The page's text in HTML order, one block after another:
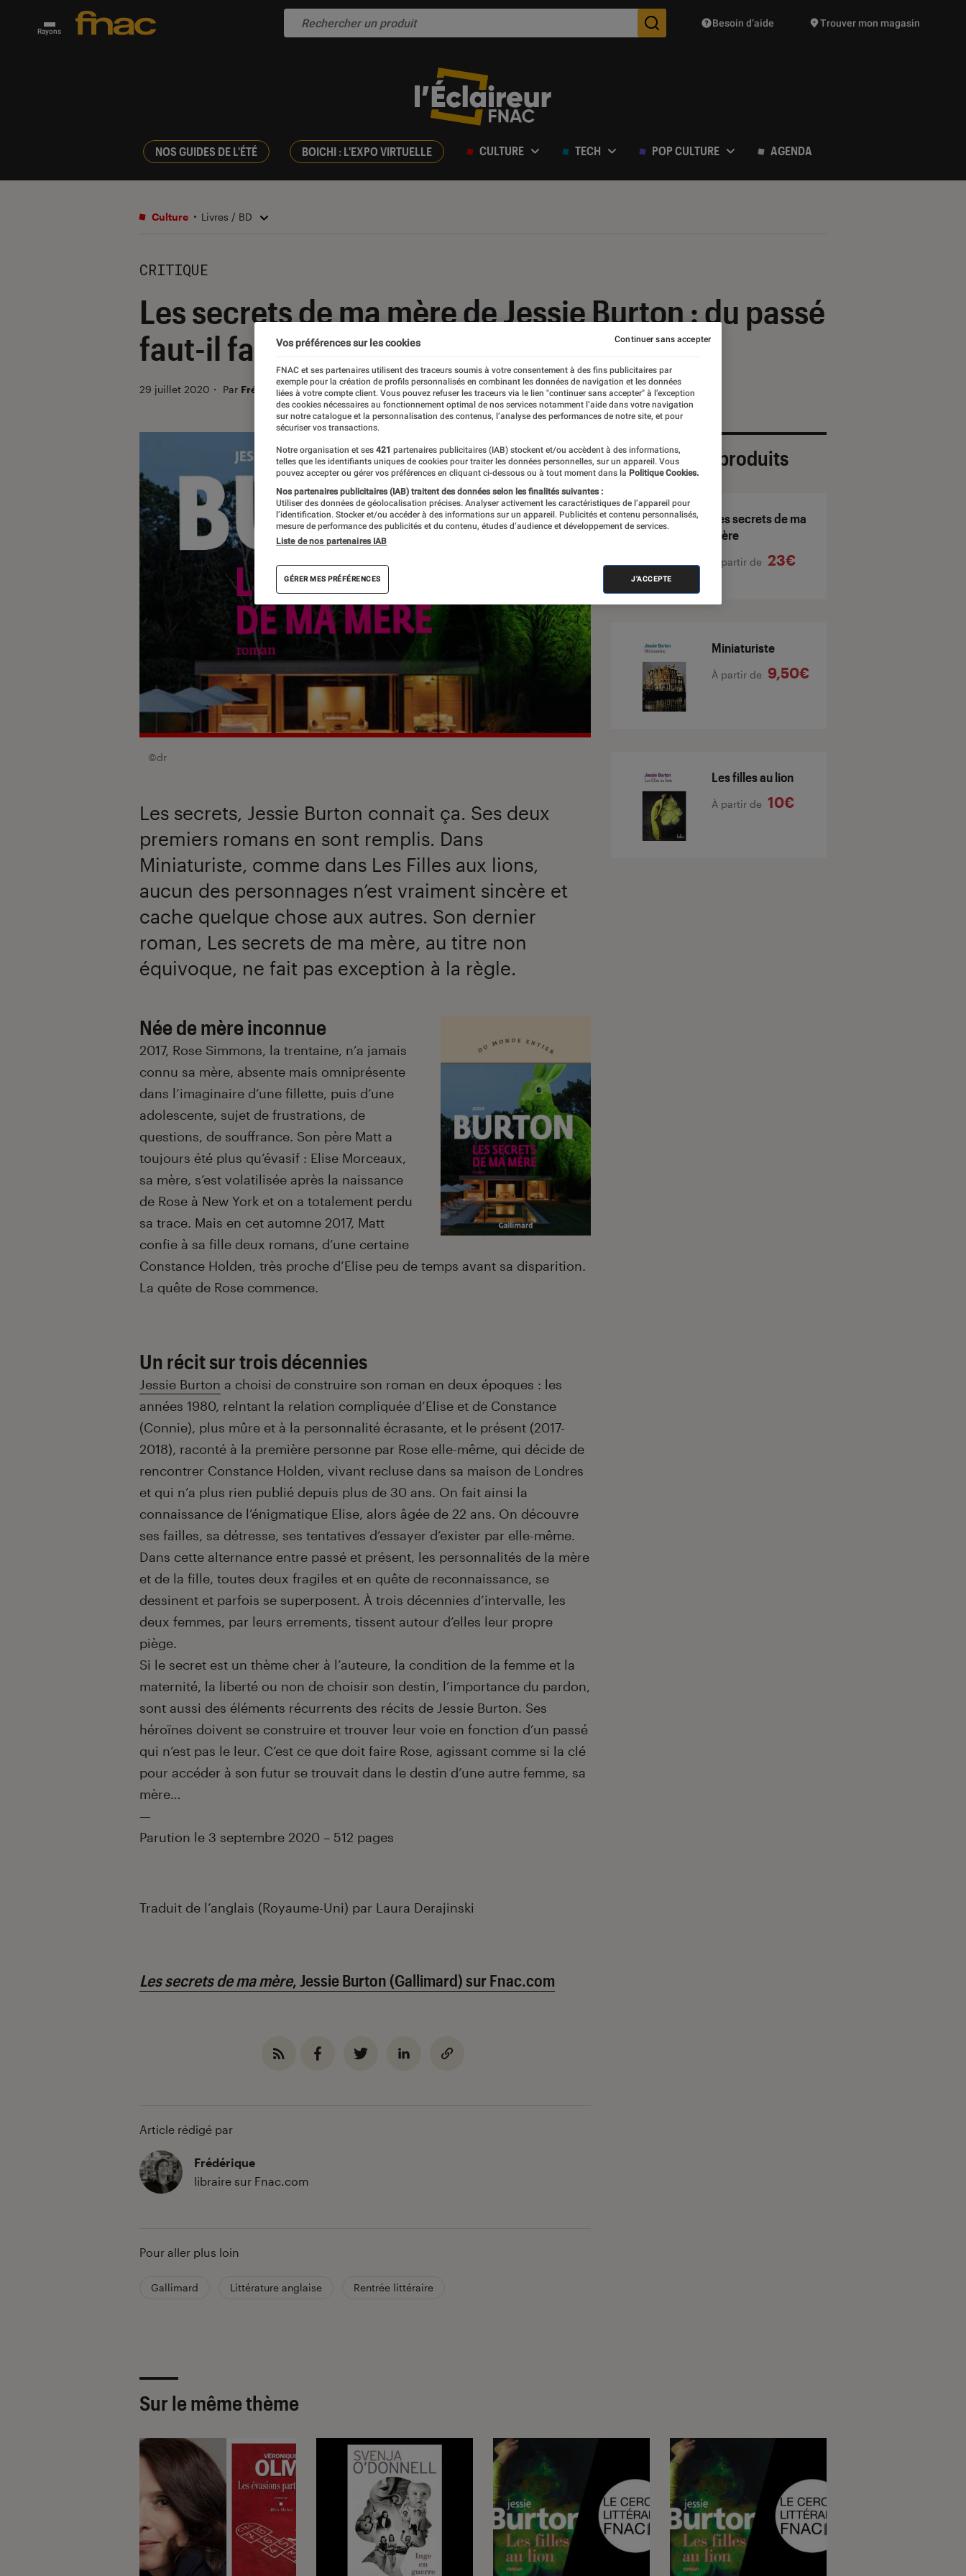
Rayons Des suggestions de produits vont vous être proposées
Besoin d’aide Trouver mon magasin
NOS GUIDES DE L'ÉTÉ BOICHI : L'EXPO VIRTUELLE CULTURE TECH POP CULTURE AGENDA
Culture Livres / BD
CRITIQUE
Les secrets de ma mère de Jessie Burton : du passé
faut-il faire table rase ?
29 juillet 2020 ・ Par Frédérique
©dr
Les secrets, Jessie Burton connait ça. Ses deux
premiers romans en sont remplis. Dans
Miniaturiste, comme dans Les Filles aux lions,
aucun des personnages n’est vraiment sincère et
cache quelque chose aux autres. Son dernier
roman, Les secrets de ma mère, au titre non
équivoque, ne fait pas exception à la règle.
Née de mère inconnue
2017, Rose Simmons, la trentaine, n’a jamais
connu sa mère, absente mais omniprésente
dans l’imaginaire d’une fillette, puis d’une
adolescente, sujet de frustrations, de
questions, de souffrance. Son père Matt a
toujours été plus qu’évasif : Elise Morceaux,
sa mère, s’est volatilisée après la naissance
de Rose à New York et on a totalement perdu
sa trace. Mais en cet automne 2017, Matt
confie à sa fille deux romans, d’une certaine
Constance Holden, très proche d’Elise peu de temps avant sa disparition.
La quête de Rose commence.
Un récit sur trois décennies
Jessie Burton a choisi de construire son roman en deux époques : les
années 1980, relntant la relation compliquée d’Elise et de Constance
(Connie), plus mûre et à la personnalité écrasante, et le présent (2017-
2018), raconté à la première personne par Rose elle-même, qui décide de
rencontrer Constance Holden, vivant recluse dans sa maison de Londres
et qui n’a plus rien publié depuis plus de 30 ans. On fait ainsi la
connaissance de l’énigmatique Elise, alors âgée de 22 ans. On découvre
ses failles, sa détresse, ses tentatives d’essayer d’exister par elle-même.
Dans cette alternance entre passé et présent, les personnalités de la mère
et de la fille, toutes deux fragiles et en quête de reconnaissance, se
dessinent et parfois se superposent. À trois décennies d’intervalle, les
deux femmes, par leurs errements, tissent autour d’elles leur propre
piège.
Si le secret est un thème cher à l’auteure, la condition de la femme et la
maternité, la liberté ou non de choisir son destin, l’importance du pardon,
sont aussi des éléments récurrents des récits de Jessie Burton. Ses
héroïnes doivent se construire et trouver leur voie en fonction d’un passé
qui n’est pas le leur. C’est ce que doit faire Rose, agissant comme si la clé
pour accéder à son futur se trouvait dans le destin d’une autre femme, sa
mère…
—
Parution le 3 septembre 2020 – 512 pages
Traduit de l’anglais (Royaume-Uni) par Laura Derajinski
Les secrets de ma mère, Jessie Burton (Gallimard) sur Fnac.com
Article rédigé par
Frédérique
libraire sur Fnac.com
Pour aller plus loin
Gallimard Littérature anglaise Rentrée littéraire
Sélection de produits
Les secrets de ma
mère
À partir de 23€
Miniaturiste
À partir de 9,50€
Les filles au lion
À partir de 10€
Sur le même thème
Vos préférences sur les cookies
FNAC et ses partenaires utilisent des traceurs soumis à votre consentement à des fins publicitaires par
exemple pour la création de profils personnalisés en combinant les données de navigation et les données
liées à votre compte client. Vous pouvez refuser les traceurs via le lien "continuer sans accepter" à l’exception
des cookies nécessaires au fonctionnement optimal de nos services notamment l’aide dans votre navigation
sur notre catalogue et la personnalisation des contenus, l’analyse des performances de notre site, et pour
sécuriser vos transactions.
Notre organisation et ses 421 partenaires publicitaires (IAB) stockent et/ou accèdent à des informations,
telles que les identifiants uniques de cookies pour traiter les données personnelles, sur un appareil. Vous
pouvez accepter ou gérer vos préférences en cliquant ci-dessous ou à tout moment dans la Politique Cookies.
Nos partenaires publicitaires (IAB) traitent des données selon les finalités suivantes :
Utiliser des données de géolocalisation précises. Analyser activement les caractéristiques de l’appareil pour
l’identification. Stocker et/ou accéder à des informations sur un appareil. Publicités et contenu personnalisés,
mesure de performance des publicités et du contenu, études d’audience et développement de services.
Liste de nos partenaires IAB
GÉRER MES PRÉFÉRENCES J'ACCEPTE
Continuer sans accepter